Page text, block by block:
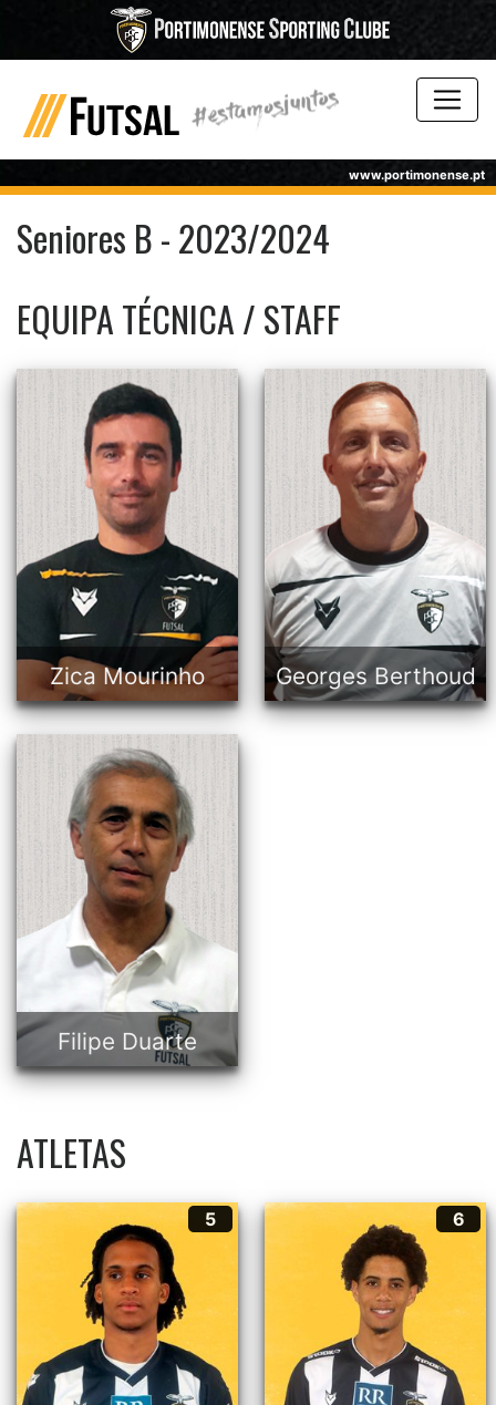
www.portimonense.pt
Seniores B - 2023/2024
EQUIPA TÉCNICA / STAFF
Zica Mourinho
Zica Mourinho
Treinador
Português
Georges Berthoud
Georges Berthoud
Treinador Adjunto
43 anos
Suíço/Venezuelano
Filipe Duarte
Filipe Duarte
Delegado
Português
ATLETAS
5
Cláudio Conceição
Ala
21 anos
6
Edson
22 anos